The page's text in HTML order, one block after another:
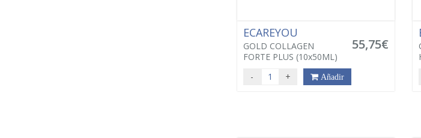
ECAREYOU
GOLD COLLAGEN
FORTE PLUS (10x50ML)
55,75€
- + Añadir